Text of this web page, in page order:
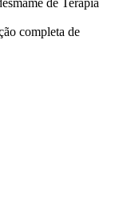
de Terapia
completa de